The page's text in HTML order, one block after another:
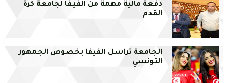
دفعة مالية مهمة من الفيفا لجامعة كرة
القدم
الجامعة تراسل الفيفا بخصوص الجمهور
التونسي